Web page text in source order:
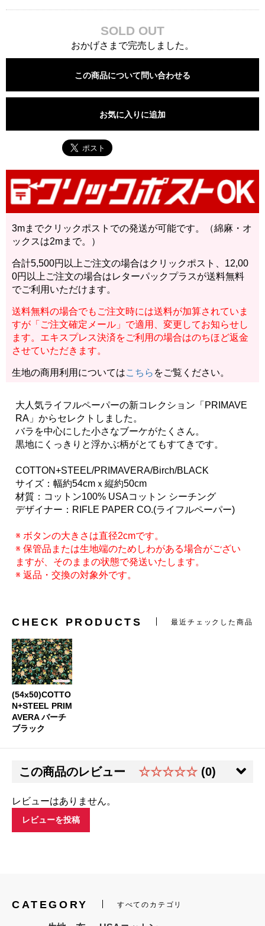
SOLD OUT
おかげさまで完売しました。
この商品について問い合わせる
お気に入りに追加
3mまでクリックポストでの発送が可能です。（綿麻・オ
ックスは2mまで。）
合計5,500円以上ご注文の場合はクリックポスト、12,00
0円以上ご注文の場合はレターパックプラスが送料無料
でご利用いただけます。
送料無料の場合でもご注文時には送料が加算されていま
すが「ご注文確定メール」で適用、変更してお知らせし
ます。エキスプレス決済をご利用の場合はのちほど返金
させていただきます。
生地の商用利用についてはこちら をご覧ください。
大人気ライフルペーパーの新コレクション「PRIMAVE
RA」からセレクトしました。
バラを中心にした小さなブーケがたくさん。
黒地にくっきりと浮かぶ柄がとてもすてきです。
COTTON+STEEL/PRIMAVERA/Birch/BLACK
サイズ：幅約54cmｘ縦約50cm
材質：コットン100% USAコットン シーチング
デザイナー：RIFLE PAPER CO.(ライフルペーパー)
※ ボタンの大きさは直径2cmです。
※ 保管品または生地端のためしわがある場合がござい
ますが、そのままの状態で発送いたします。
※ 返品・交換の対象外です。
CHECK PRODUCTS 最近チェックした商品
(54x50)COTTO
N+STEEL PRIM
AVERA バーチ
ブラック
この商品のレビュー ☆☆☆☆☆ (0)
レビューはありません。
レビューを投稿
CATEGORY すべてのカテゴリ